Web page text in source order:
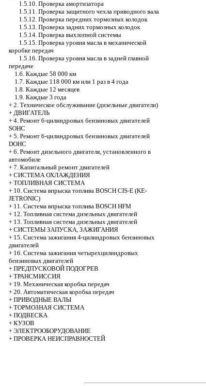
1.5.10. Проверка амортизатора
1.5.11. Проверка защитного чехла приводного вала
1.5.12. Проверка передних тормозных колодок
1.5.13. Проверка задних тормозных колодок
1.5.14. Проверка выхлопной системы
1.5.15. Проверка уровня масла в механической
коробке передач
1.5.16. Проверка уровня масла в задней главной
передаче
1.6. Каждые 58 000 км
1.7. Каждые 118 000 км или 1 раз в 4 года
1.8. Каждые 12 месяцев
1.9. Каждые 3 года
+ 2. Техническое обслуживание (дизельные двигатели)
+ ДВИГАТЕЛЬ
+ 4. Ремонт 6-цилиндровых бензиновых двигателей
SOHC
+ 5. Ремонт 6-цилиндровых бензиновых двигателей
DOHC
+ 6. Ремонт дизельного двигателя, установленного в
автомобиле
+ 7. Капитальный ремонт двигателей
+ СИСТЕМА ОХЛАЖДЕНИЯ
+ ТОПЛИВНАЯ СИСТЕМА
+ 10. Система впрыска топлива BOSCH CIS-E (KE-
JETRONIC)
+ 11. Система впрыска топлива BOSCH HFM
+ 12. Топливная система дизельных двигателей
+ 13. Топливная система дизельных двигателей
+ СИСТЕМЫ ЗАПУСКА, ЗАЖИГАНИЯ
+ 15. Система зажигания 4-цилиндровых бензиновых
двигателей
+ 16. Система зажигания четырехцилиндровых
бензиновых двигателей
+ ПРЕДПУСКОВОЙ ПОДОГРЕВ
+ ТРАНСМИССИЯ
+ 19. Механическая коробка передач
+ 20. Автоматическая коробка передач
+ ПРИВОДНЫЕ ВАЛЫ
+ ТОРМОЗНАЯ СИСТЕМА
+ ПОДВЕСКА
+ КУЗОВ
+ ЭЛЕКТРООБОРУДОВАНИЕ
+ ПРОВЕРКА НЕИСПРАВНОСТЕЙ